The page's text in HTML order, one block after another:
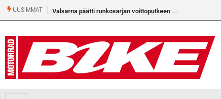
UUSIMMAT Valsarna päätti runkosarjan voittoputkeen